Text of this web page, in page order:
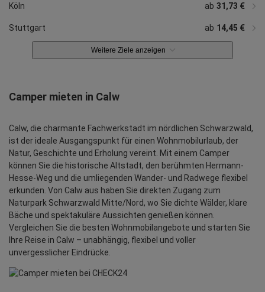
Köln ab 31,73 €
Stuttgart ab 14,45 €
Weitere Ziele anzeigen
Camper mieten in Calw
Calw, die charmante Fachwerkstadt im nördlichen Schwarzwald,
ist der ideale Ausgangspunkt für einen Wohnmobilurlaub, der
Natur, Geschichte und Erholung vereint. Mit einem Camper
können Sie die historische Altstadt, den berühmten Hermann-
Hesse-Weg und die umliegenden Wander- und Radwege flexibel
erkunden. Von Calw aus haben Sie direkten Zugang zum
Naturpark Schwarzwald Mitte/Nord, wo Sie dichte Wälder, klare
Bäche und spektakuläre Aussichten genießen können.
Vergleichen Sie die besten Wohnmobilangebote und starten Sie
Ihre Reise in Calw – unabhängig, flexibel und voller
unvergesslicher Eindrücke.